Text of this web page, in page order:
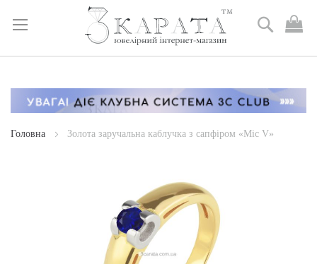
Skip
Content
Пошук
Головна Золота заручальна каблучка з сапфіром «Міс V»